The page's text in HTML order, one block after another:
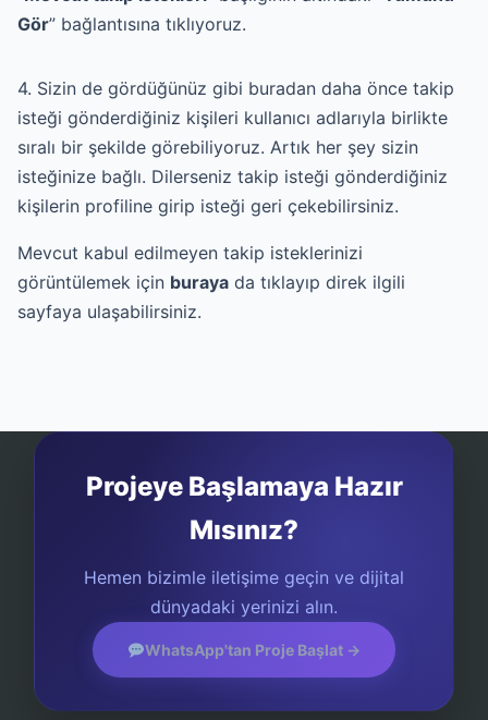
Gör” bağlantısına tıklıyoruz.
4. Sizin de gördüğünüz gibi buradan daha önce takip
isteği gönderdiğiniz kişileri kullanıcı adlarıyla birlikte
sıralı bir şekilde görebiliyoruz. Artık her şey sizin
isteğinize bağlı. Dilerseniz takip isteği gönderdiğiniz
kişilerin profiline girip isteği geri çekebilirsiniz.
Mevcut kabul edilmeyen takip isteklerinizi
görüntülemek için buraya da tıklayıp direk ilgili
sayfaya ulaşabilirsiniz.
Projeye Başlamaya Hazır
Mısınız?
Hemen bizimle iletişime geçin ve dijital
dünyadaki yerinizi alın.
WhatsApp'tan Proje Başlat →